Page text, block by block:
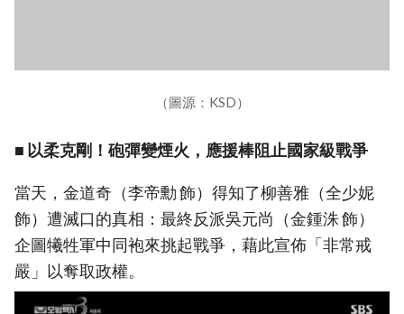
（圖源：KSD）
■ 以柔克剛！砲彈變煙火，應援棒阻止國家級戰爭
當天，金道奇（李帝勳 飾）得知了柳善雅（全少妮
飾）遭滅口的真相：最終反派吳元尚（金鍾洙 飾）
企圖犧牲軍中同袍來挑起戰爭，藉此宣佈「非常戒
嚴」以奪取政權。